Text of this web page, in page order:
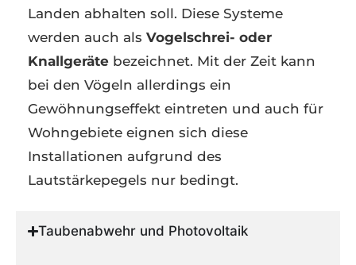
Landen abhalten soll. Diese Systeme
werden auch als Vogelschrei- oder
Knallgeräte bezeichnet. Mit der Zeit kann
bei den Vögeln allerdings ein
Gewöhnungseffekt eintreten und auch für
Wohngebiete eignen sich diese
Installationen aufgrund des
Lautstärkepegels nur bedingt.
Taubenabwehr und Photovoltaik